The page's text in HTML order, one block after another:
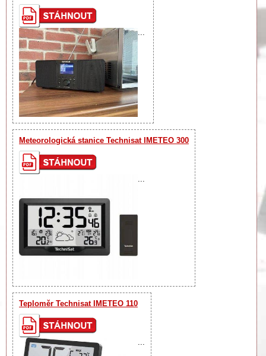
Meteorologická stanice Technisat IMETEO 300
Teploměr Technisat IMETEO 110